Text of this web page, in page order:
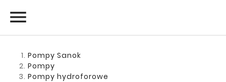

Pompy Sanok
Pompy
Pompy hydroforowe